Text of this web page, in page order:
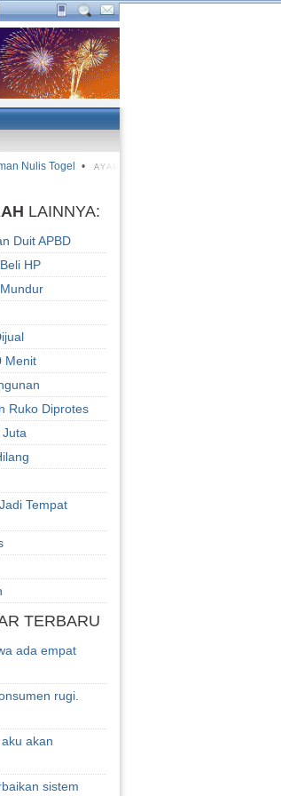
Nulis Togel AYAM KINANTAN
LAINNYA:
Duit APBD
HP
Menit
Ruko Diprotes
Tempat
TERBARU
ada empat
rugi.
akan
sistem